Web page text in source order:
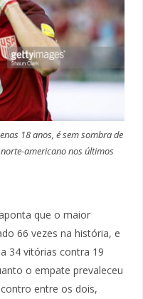
18 anos, é sem sombra de
americano nos últimos
que o maior
66 vezes na história, e
34 vitórias contra 19
o empate prevaleceu
entre os dois,